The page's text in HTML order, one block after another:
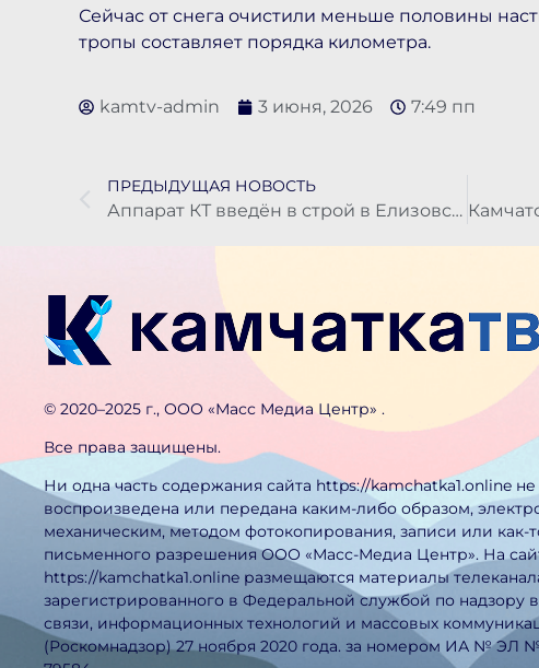
Сейчас от снега очистили меньше половины
тропы составляет порядка километра.
kamtv-admin 3 июня, 2026 7:49 пп
ПРЕДЫДУЩАЯ НОВОСТЬ
Аппарат КТ введён в строй в Елизовской районной больнице на Камчатке
©️ 2020–2025 г., ООО «Масс Медиа Центр» .
Все права защищены.
Ни одна часть содержания сайта https://kamchatka1.online
воспроизведена или передана каким-либо образом,
механическим, методом фотокопирования, записи или как-
письменного разрешения ООО «Масс-Медиа Центр». На
https://kamchatka1.online размещаются материалы
зарегистрированного в Федеральной службой по надзору
связи, информационных технологий и массовых
(Роскомнадзор) 27 ноября 2020 года. за номером ИА № ЭЛ